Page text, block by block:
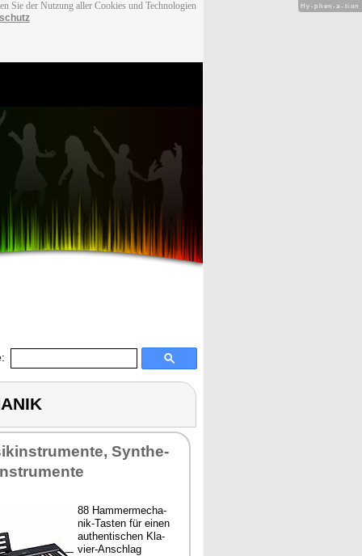
Sie der Nutzung aller Cookies und Technologien
Syn­the­
88 Ham­mer­me­cha­
nik-Tas­ten für ei­nen
au­then­ti­schen Kla­
vier-An­schlag
Hy-phen-a-tion